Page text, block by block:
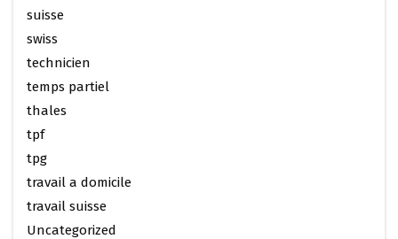
suisse
swiss
technicien
temps partiel
thales
tpf
tpg
travail a domicile
travail suisse
Uncategorized